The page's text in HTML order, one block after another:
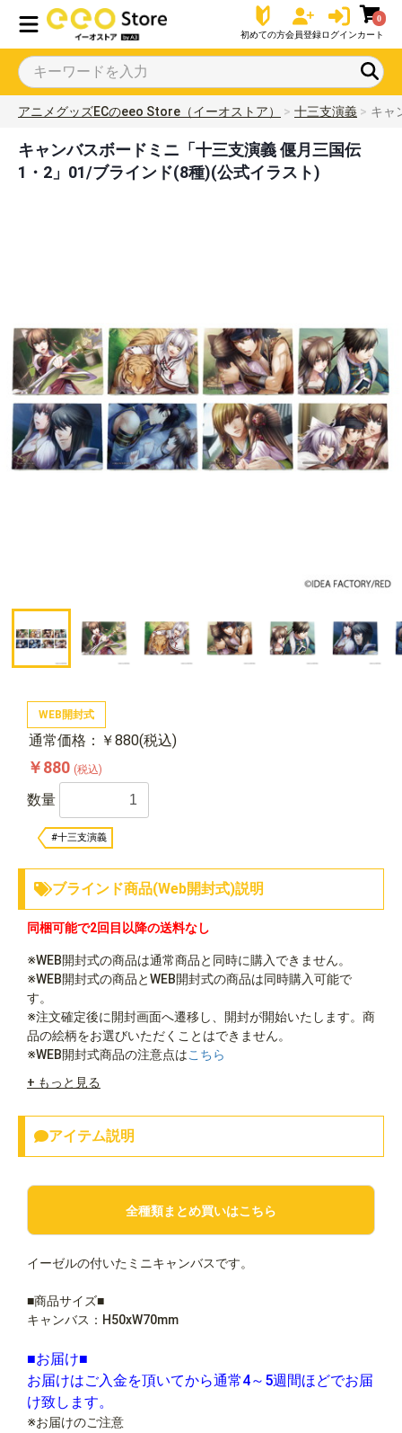
初めての方会員登録ログイン
0
カート
アニメグッズECのeeo Store（イーオストア） 十三支演義 キャ
キャンバスボードミニ「十三支演義 偃月三国伝
1・2」01/ブラインド(8種)(公式イラスト)
WEB開封式
通常価格：￥880(税込)
￥880 (税込)
数量
#十三支演義
ブラインド商品(Web開封式)説明
同梱可能で2回目以降の送料なし
※WEB開封式の商品は通常商品と同時に購入できません。
※WEB開封式の商品とWEB開封式の商品は同時購入可能で
す。
※注文確定後に開封画面へ遷移し、開封が開始いたします。商
品の絵柄をお選びいただくことはできません。
※WEB開封式商品の注意点はこちら
+ もっと見る
アイテム説明
全種類まとめ買いはこちら
イーゼルの付いたミニキャンバスです。
■商品サイズ■
キャンバス：H50xW70mm
■お届け■
お届けはご入金を頂いてから通常4～5週間ほどでお届
け致します。
※お届けのご注意